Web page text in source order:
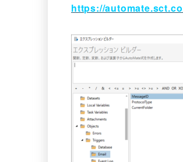
https://